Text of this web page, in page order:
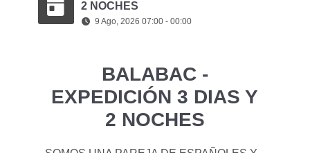
2 NOCHES
9 Ago, 2026 07:00 - 00:00
BALABAC -
EXPEDICIÓN 3 DIAS Y
2 NOCHES